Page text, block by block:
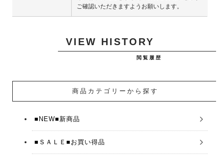
ご確認いただきますようお願いします。
VIEW HISTORY
閲覧履歴
商品カテゴリーから探す
■NEW■新商品
■ＳＡＬＥ■お買い得品